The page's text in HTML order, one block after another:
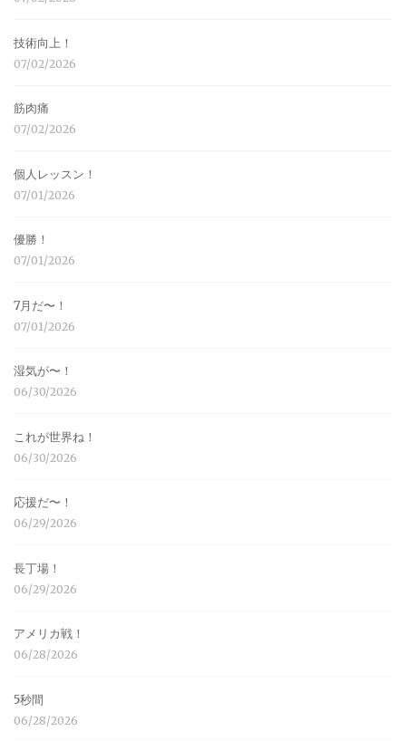
技術向上！
07/02/2026
筋肉痛
07/02/2026
個人レッスン！
07/01/2026
優勝！
07/01/2026
7月だ〜！
07/01/2026
湿気が〜！
06/30/2026
これが世界ね！
06/30/2026
応援だ〜！
06/29/2026
長丁場！
06/29/2026
アメリカ戦！
06/28/2026
5秒間
06/28/2026